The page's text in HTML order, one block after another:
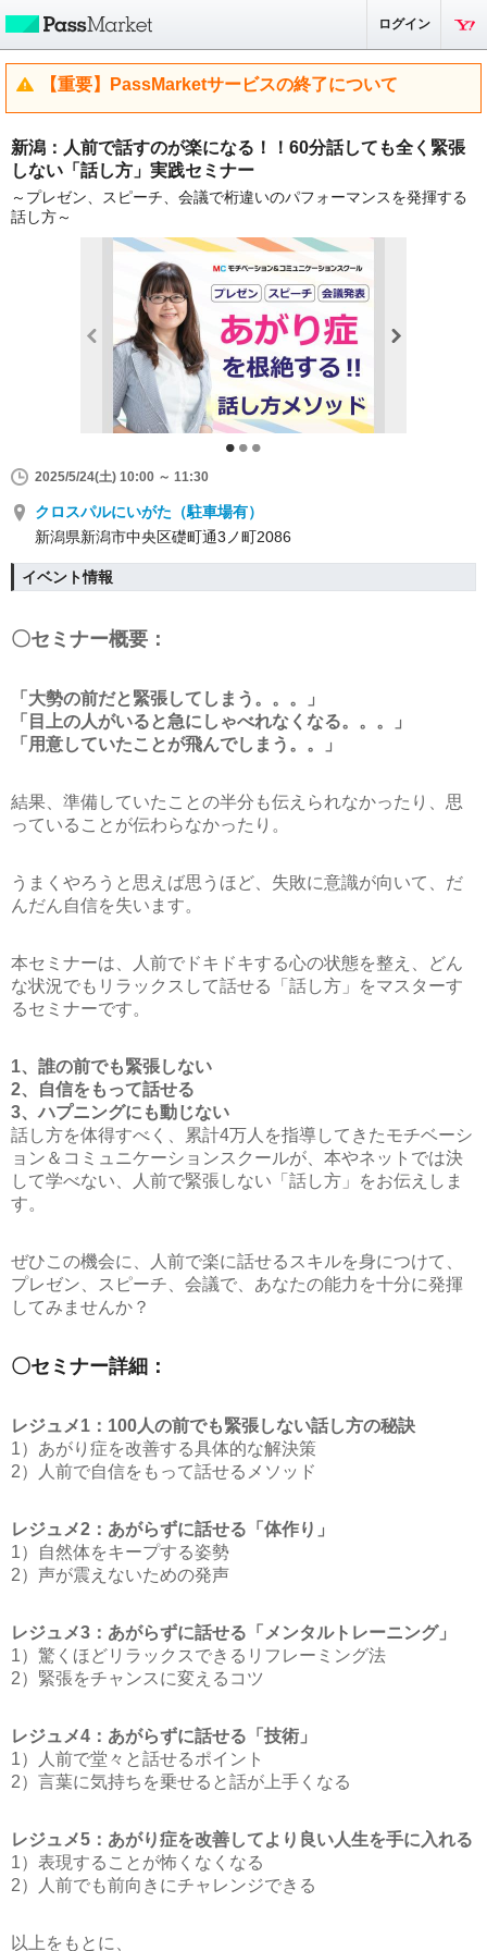
ログイン
【重要】PassMarketサービスの終了について
新潟：人前で話すのが楽になる！！60分話しても全く緊張
しない「話し方」実践セミナー
～プレゼン、スピーチ、会議で桁違いのパフォーマンスを発揮する
話し方～
2025/5/24(土) 10:00 ～ 11:30
クロスパルにいがた（駐車場有）
新潟県新潟市中央区礎町通3ノ町2086
イベント情報
〇セミナー概要：
「大勢の前だと緊張してしまう。。。」
「目上の人がいると急にしゃべれなくなる。。。」
「用意していたことが飛んでしまう。。」
結果、準備していたことの半分も伝えられなかったり、思
っていることが伝わらなかったり。
うまくやろうと思えば思うほど、失敗に意識が向いて、だ
んだん自信を失います。
本セミナーは、人前でドキドキする心の状態を整え、どん
な状況でもリラックスして話せる「話し方」をマスターす
るセミナーです。
1、誰の前でも緊張しない
2、自信をもって話せる
3、ハプニングにも動じない
話し方を体得すべく、累計4万人を指導してきたモチベーシ
ョン＆コミュニケーションスクールが、本やネットでは決
して学べない、人前で緊張しない「話し方」をお伝えしま
す。
ぜひこの機会に、人前で楽に話せるスキルを身につけて、
プレゼン、スピーチ、会議で、あなたの能力を十分に発揮
してみませんか？
〇セミナー詳細：
レジュメ1：100人の前でも緊張しない話し方の秘訣
1）あがり症を改善する具体的な解決策
2）人前で自信をもって話せるメソッド
レジュメ2：あがらずに話せる「体作り」
1）自然体をキープする姿勢
2）声が震えないための発声
レジュメ3：あがらずに話せる「メンタルトレーニング」
1）驚くほどリラックスできるリフレーミング法
2）緊張をチャンスに変えるコツ
レジュメ4：あがらずに話せる「技術」
1）人前で堂々と話せるポイント
2）言葉に気持ちを乗せると話が上手くなる
レジュメ5：あがり症を改善してより良い人生を手に入れる
1）表現することが怖くなくなる
2）人前でも前向きにチャレンジできる
以上をもとに、